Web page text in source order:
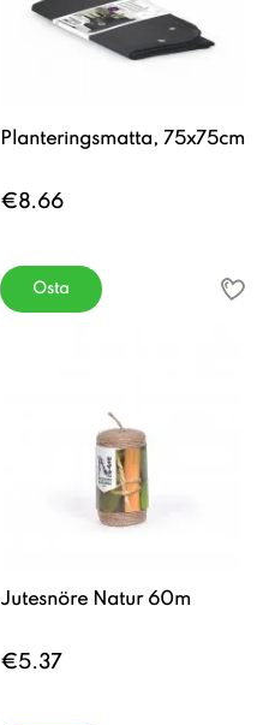
Planteringsmatta, 75x75cm
€8.66
Osta
Jutesnöre Natur 60m
€5.37